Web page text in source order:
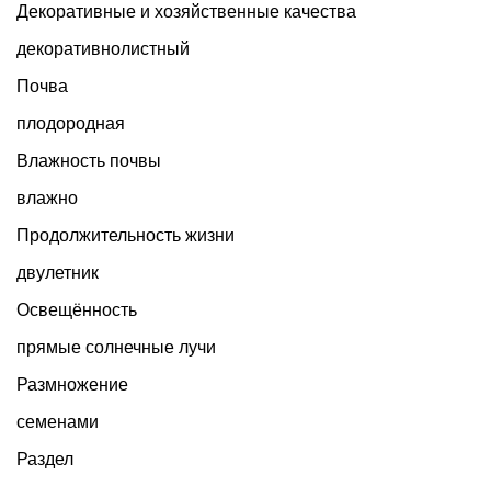
Декоративные и хозяйственные качества
декоративнолистный
Почва
плодородная
Влажность почвы
влажно
Продолжительность жизни
двулетник
Освещённость
прямые солнечные лучи
Размножение
семенами
Раздел